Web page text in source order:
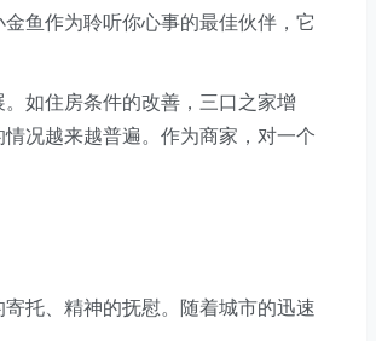
鱼作为聆听你心事的最佳伙伴，它
如住房条件的改善，三口之家增
况越来越普遍。作为商家，对一个
托、精神的抚慰。随着城市的迅速